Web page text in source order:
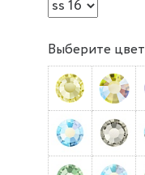
Выберите цвет